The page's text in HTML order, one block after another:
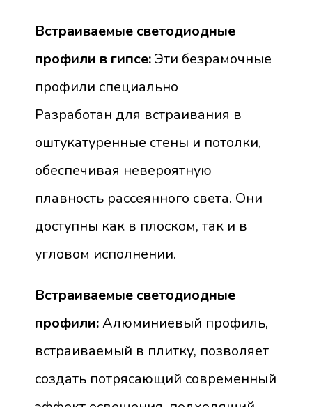
Встраиваемые светодиодные
профили в гипсе:Эти безрамочные
профили специально
Разработан для встраивания в
оштукатуренные стены и потолки,
обеспечивая невероятную
плавность рассеянного света. Они
доступны как в плоском, так и в
угловом исполнении.
Встраиваемые светодиодные
профили:Алюминиевый профиль,
встраиваемый в плитку, позволяет
создать потрясающий современный